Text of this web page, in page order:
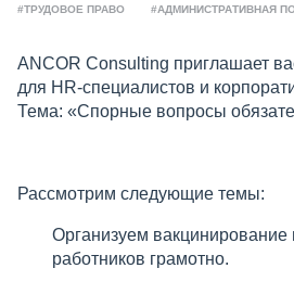
#ТРУДОВОЕ ПРАВО #АДМИНИСТРАТИВНАЯ
ANCOR Consulting приглашает
для HR-специалистов и
Тема: «Спорные вопросы
Рассмотрим следующие темы:
Организуем
работников грамотно.